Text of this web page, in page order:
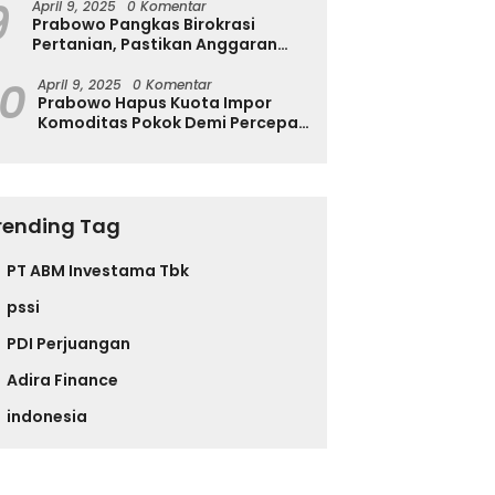
April 9, 2025 0 Komentar
Prabowo Pangkas Birokrasi
Pertanian, Pastikan Anggaran
April 9, 2025 0 Komentar
Prabowo Hapus Kuota Impor
Komoditas Pokok Demi Percepat
Tag
PT ABM Investama Tbk
pssi
PDI Perjuangan
Adira Finance
indonesia